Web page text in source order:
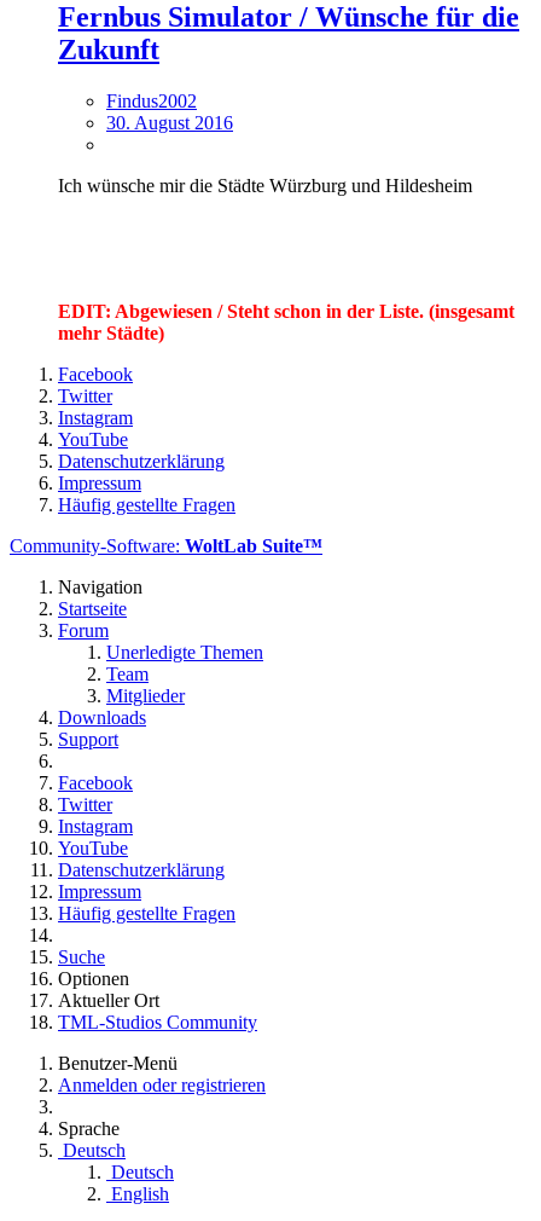
Fernbus Simulator / Wünsche für die
Zukunft
Findus2002
30. August 2016
Ich wünsche mir die Städte Würzburg und Hildesheim
EDIT: Abgewiesen / Steht schon in der Liste. (insgesamt
mehr Städte)
Facebook
Twitter
Instagram
YouTube
Datenschutzerklärung
Impressum
Häufig gestellte Fragen
Community-Software: WoltLab Suite™
Navigation
Startseite
Forum
Unerledigte Themen
Team
Mitglieder
Downloads
Support
Facebook
Twitter
Instagram
YouTube
Datenschutzerklärung
Impressum
Häufig gestellte Fragen
Suche
Optionen
Aktueller Ort
TML-Studios Community
Benutzer-Menü
Anmelden oder registrieren
Sprache
Deutsch
Deutsch
English